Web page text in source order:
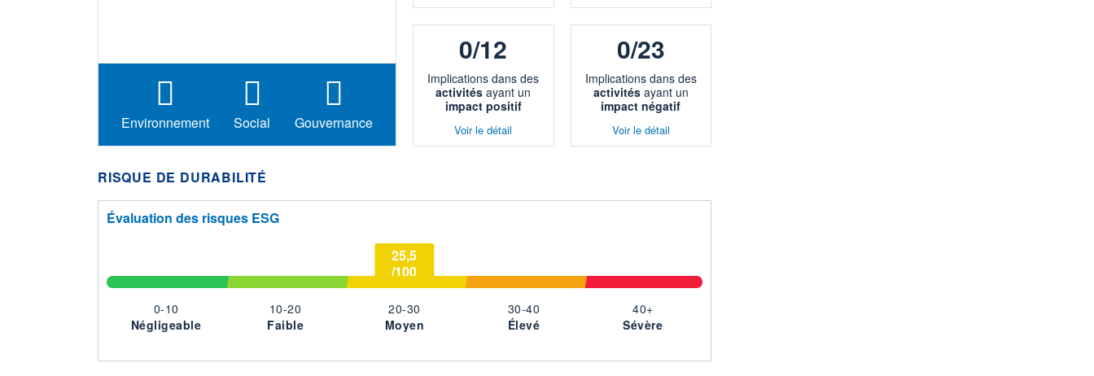
Environnement Social Gouvernance
0/12
Implications dans des
activités ayant un
impact positif
Voir le détail
0/23
Implications dans des
activitésayant un
impact négatif
Voir le détail
RISQUE DE DURABILITÉ
Évaluation des risques ESG
0-10
Négligeable
10-20
Faible
25,5
/100
20-30
Moyen
30-40
Élevé
40+
Sévère